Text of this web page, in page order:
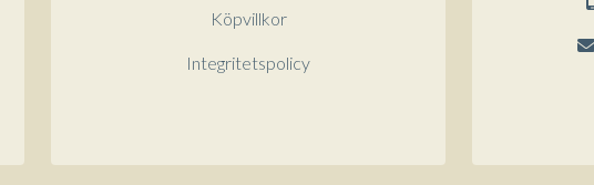
Köpvillkor
Integritetspolicy